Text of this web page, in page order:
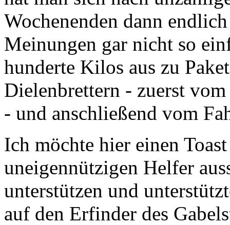
Wochenenden dann
Meinungen gar nicht so
hunderte Kilos aus zu
Dielenbrettern - zuerst
- und anschließend vom
Ich möchte hier einen
uneigennützigen Helfer
unterstützen und
auf den Erfinder des